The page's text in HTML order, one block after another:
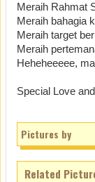
Meraih Rahmat
Meraih bahagia
Meraih target
Meraih
Heheheeeee,
Special Love
Pictures by
Related